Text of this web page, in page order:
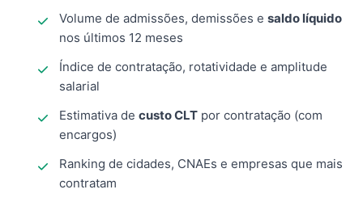
Volume de admissões, demissões e saldo líquido
nos últimos 12 meses
Índice de contratação, rotatividade e amplitude
salarial
Estimativa de custo CLT por contratação (com
encargos)
Ranking de cidades, CNAEs e empresas que mais
contratam